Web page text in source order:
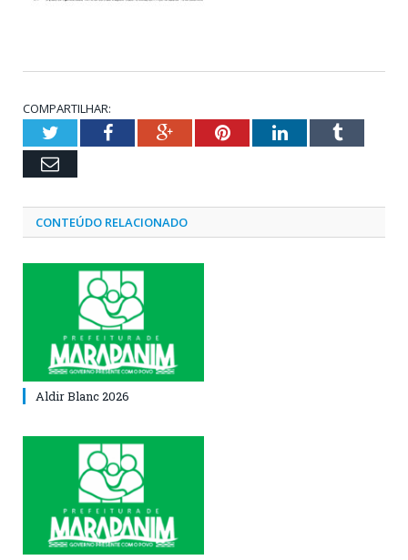
COMPARTILHAR:
TwitterFacebookGoogle+PinterestLinkedInTumblr
Email
CONTEÚDO RELACIONADO
Aldir Blanc 2026